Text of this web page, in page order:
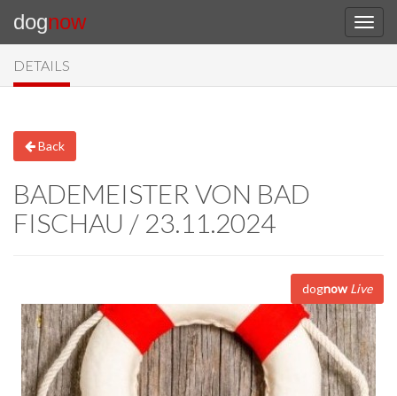
dognow
DETAILS
Back
BADEMEISTER VON BAD
FISCHAU / 23.11.2024
dognow Live